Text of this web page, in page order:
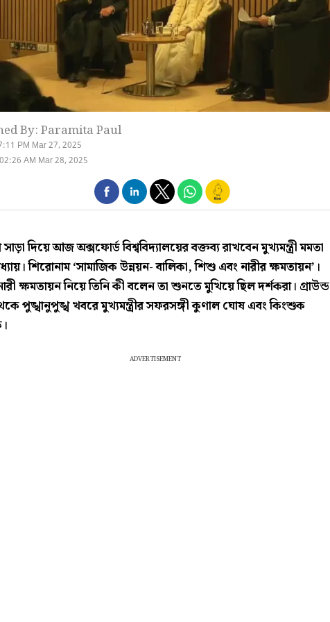
By: Paramita Paul
PM Mar 27, 2025
AM Mar 28, 2025
দিয়ে আজ অক্সফোর্ড বিশ্ববিদ্যালয়ের বক্তব্য রাখবেন মুখ্যমন্ত্রী মমতা
শিরোনাম ‘সামাজিক উন্নয়ন- বালিকা, শিশু এবং নারীর ক্ষমতায়ন’।
ক্ষমতায়ন নিয়ে তিনি কী বলেন তা শুনতে মুখিয়ে ছিল দর্শকরা। গ্রাউন্ড
পুঙ্খানুপুঙ্খ খবরে মুখ্যমন্ত্রীর সফরসঙ্গী কুণাল ঘোষ এবং কিংশুক
ADVERTISEMENT